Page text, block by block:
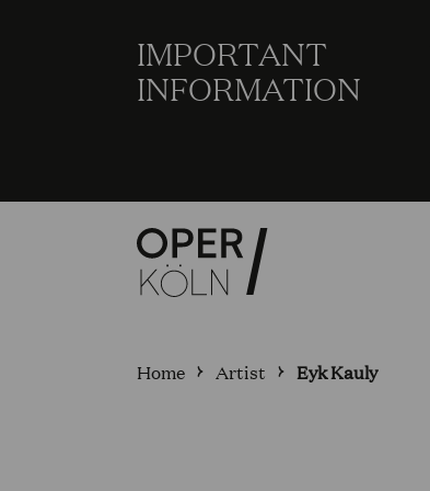
IMPORTANT
INFORMATION
Home Artist Eyk Kauly